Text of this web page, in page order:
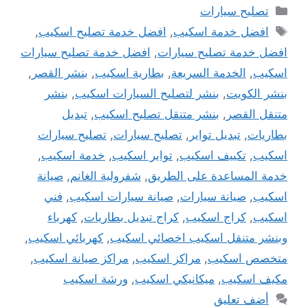
التصنيفات
تصليح سيارات
الوسوم
افضل خدمة اسكيب, افضل خدمة تصليح اسكيب,
افضل خدمة تصليح سيارات, افضل خدمة تصليح سيارات
اسكيب, الخدمة السريعة, بطارية اسكيب, بنشر القصر ,
بنشر الكويت, بنشر لتصليح السيارات اسكيب, بنشر
متنقل القصر , بنشر متنقل تصليح اسكيب, تبديل
بطاريات, تبديل تواير , تصليح سيارات, تصليح سيارات
اسكيب, تكييف اسكيب, تواير اسكيب, خدمة اسكيب,
خدمة المساعدة على الطريق, شفرولية الغانم, صيانة
اسكيب, صيانة سيارات, صيانة سيارات اسكيب, فني
اسكيب, كراج اسكيب, كراج تبديل بطاريات, كهرباء
وبنشر متنقل اسكيب اخصائي اسكيب, كهربائي اسكيب,
متخصص اسكيب, مراكز اسكيب, مراكز صيانة اسكيب,
مكيف اسكيب, ميكانيكي اسكيب, ورشة اسكيب
أضف تعليق